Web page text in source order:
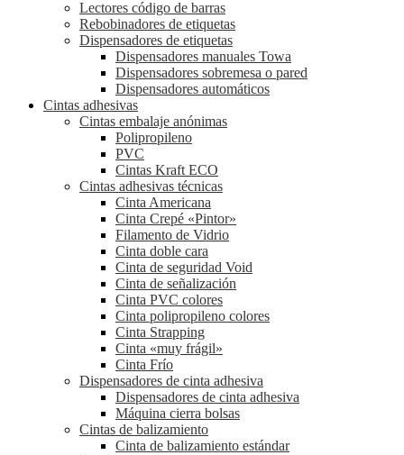
Lectores código de barras
Rebobinadores de etiquetas
Dispensadores de etiquetas
Dispensadores manuales Towa
Dispensadores sobremesa o pared
Dispensadores automáticos
Cintas adhesivas
Cintas embalaje anónimas
Polipropileno
PVC
Cintas Kraft ECO
Cintas adhesivas técnicas
Cinta Americana
Cinta Crepé «Pintor»
Filamento de Vidrio
Cinta doble cara
Cinta de seguridad Void
Cinta de señalización
Cinta PVC colores
Cinta polipropileno colores
Cinta Strapping
Cinta «muy frágil»
Cinta Frío
Dispensadores de cinta adhesiva
Dispensadores de cinta adhesiva
Máquina cierra bolsas
Cintas de balizamiento
Cinta de balizamiento estándar